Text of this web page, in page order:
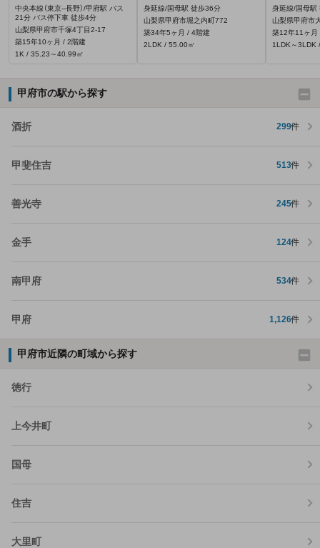
中央本線（東京--長野）/甲府駅 バス
21分 バス停下車 徒歩4分
山梨県甲府市千塚4丁目2-17
築15年10ヶ月 / 2階建
1K / 35.23～40.99㎡
身延線/国母駅 徒歩36分
山梨県甲府市堀之内町772
築34年5ヶ月 / 4階建
2LDK / 55.00㎡
身延線/国母駅
山梨県甲府市
築12年11ヶ月
1LDK～3LDK
甲府市の駅から探す
酒折 299件
甲斐住吉 513件
善光寺 245件
金手 124件
南甲府 534件
甲府 1,126件
甲府市近隣の町域から探す
徳行
上今井町
国母
住吉
大里町